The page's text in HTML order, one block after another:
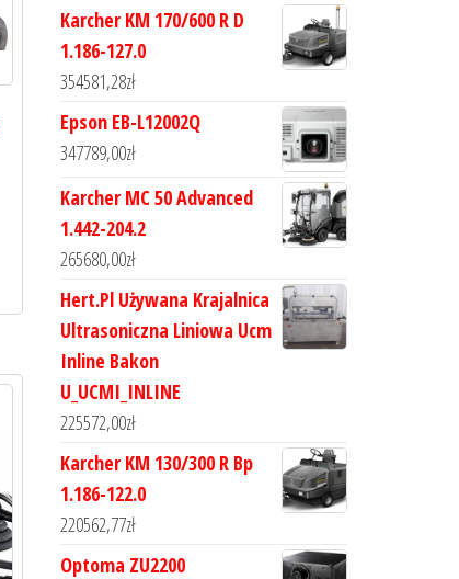
Karcher KM 170/600 R D
1.186-127.0
354581,28zł
Epson EB-L12002Q
347789,00zł
Karcher MC 50 Advanced
1.442-204.2
265680,00zł
Hert.Pl Używana Krajalnica
Ultrasoniczna Liniowa Ucm
Inline Bakon
U_UCMI_INLINE
225572,00zł
Karcher KM 130/300 R Bp
1.186-122.0
220562,77zł
Optoma ZU2200